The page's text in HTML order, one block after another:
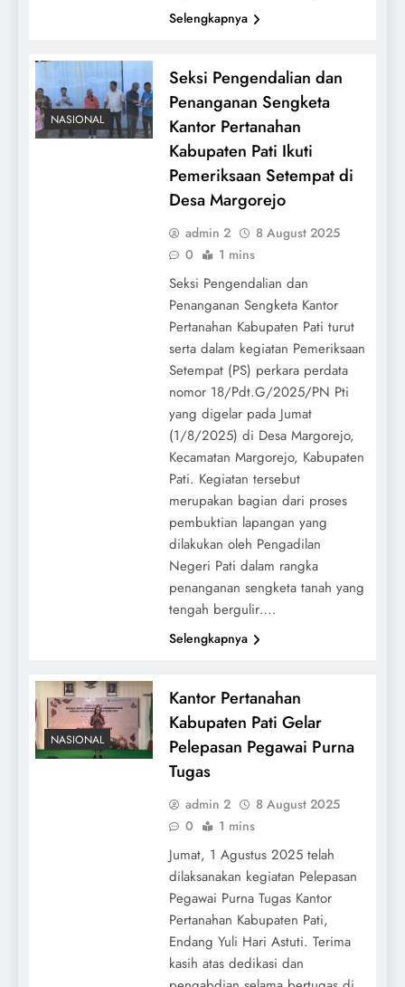
Selengkapnya
NASIONAL
Seksi Pengendalian dan
Penanganan Sengketa
Kantor Pertanahan
Kabupaten Pati Ikuti
Pemeriksaan Setempat di
Desa Margorejo
admin 2
8 August 2025
0
1 mins
Seksi Pengendalian dan
Penanganan Sengketa Kantor
Pertanahan Kabupaten Pati turut
serta dalam kegiatan Pemeriksaan
Setempat (PS) perkara perdata
nomor 18/Pdt.G/2025/PN Pti
yang digelar pada Jumat
(1/8/2025) di Desa Margorejo,
Kecamatan Margorejo, Kabupaten
Pati. Kegiatan tersebut
merupakan bagian dari proses
pembuktian lapangan yang
dilakukan oleh Pengadilan
Negeri Pati dalam rangka
penanganan sengketa tanah yang
tengah bergulir….
Selengkapnya
NASIONAL
Kantor Pertanahan
Kabupaten Pati Gelar
Pelepasan Pegawai Purna
Tugas
admin 2
8 August 2025
0
1 mins
Jumat, 1 Agustus 2025 telah
dilaksanakan kegiatan Pelepasan
Pegawai Purna Tugas Kantor
Pertanahan Kabupaten Pati,
Endang Yuli Hari Astuti. Terima
kasih atas dedikasi dan